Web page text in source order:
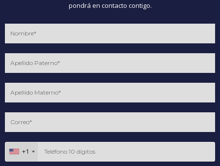
pondrá en contacto contigo.
+1